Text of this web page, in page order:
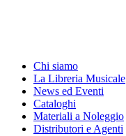
Chi siamo
La Libreria Musicale
News ed Eventi
Cataloghi
Materiali a Noleggio
Distributori e Agenti